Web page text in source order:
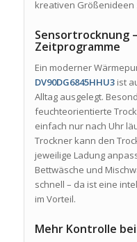
kreativen Größenideen
Sensortrocknung
Zeitprogramme
Ein moderner
DV90DG6845HHU3ist
Alltag ausgelegt.
feuchteorientierte
einfach nur nach Uhr
Trockner kann den
jeweilige Ladung
Bettwäsche und
schnell – da ist eine
im Vorteil.
Mehr Kontrolle